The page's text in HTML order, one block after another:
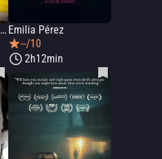
Bob Esponja: En busca de los pantalones cuadrados Emilia Pérez
--/10
2h12min